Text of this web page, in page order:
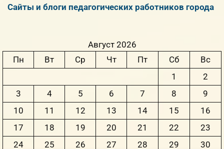
Сайты и блоги педагогических работников города
Август 2026
Пн
Вт Ср Чт Пт Сб
Вс
1
2
3
4 5 6 7 8
9
10
11 12 13 14 15
16
17
18 19 20 21 22
23
24
25 26 27 28 29 30